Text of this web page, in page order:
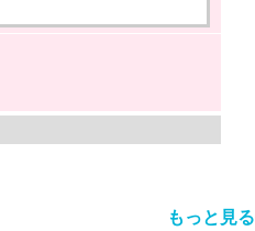
もっと見る